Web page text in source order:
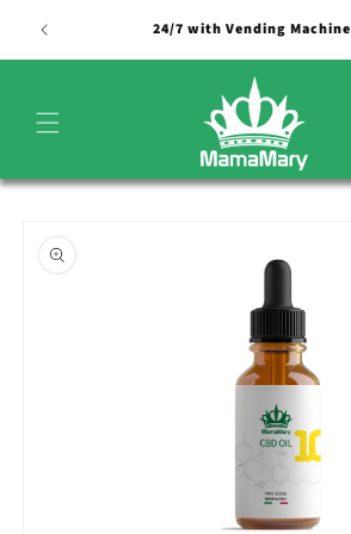
direttamente
24/7 with Vending Machine
informazioni
sul
prodotto